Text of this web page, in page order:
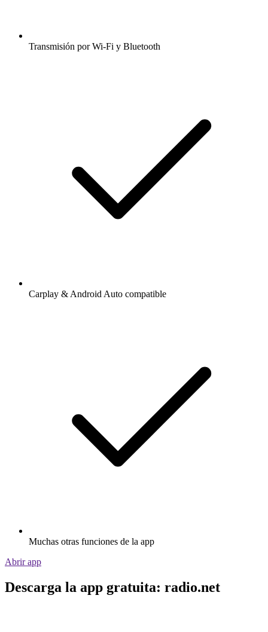
Transmisión por Wi-Fi y Bluetooth
Carplay & Android Auto compatible
Muchas otras funciones de la app
Abrir app
Descarga la app gratuita: radio.net